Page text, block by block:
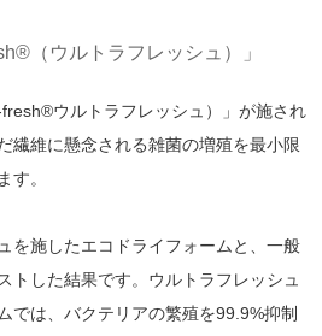
（ウルトラフレッシュ）」
ウルトラフレッシュ）」が施され
繊維に懸念される雑菌の増殖を最小限
す。
を施したエコドライフォームと、一般
トした結果です。ウルトラフレッシュ
では、バクテリアの繁殖を99.9%抑制